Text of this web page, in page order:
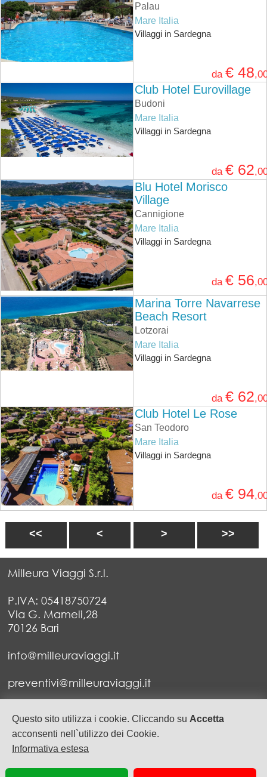
Questo sito utilizza i cookie. Cliccando su Accetta
acconsenti nell`utilizzo dei Cookie.
Informativa estesa
Palau
Mare Italia
Villaggi in Sardegna
da€ 48
Club Hotel Eurovillage
Budoni
Mare Italia
Villaggi in Sardegna
da€ 62
Blu Hotel Morisco
Village
Cannigione
Mare Italia
Villaggi in Sardegna
da€ 56
Marina Torre Navarrese
Beach Resort
Lotzorai
Mare Italia
Villaggi in Sardegna
da€ 62
Club Hotel Le Rose
San Teodoro
Mare Italia
Villaggi in Sardegna
da€ 94
<< < > >>
Milleura Viaggi S.r.l.
P.IVA: 05418750724
Via G. Mameli,28
70126 Bari
info@milleuraviaggi.it
preventivi@milleuraviaggi.it
Fax 080 5547628
privacy cookie